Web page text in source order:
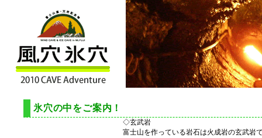
氷穴の中をご案内！
◇玄武岩
富士山を作っている岩石は火成岩の玄武岩